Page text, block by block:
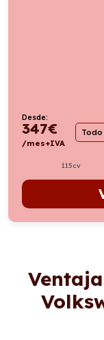
Desde:
347€
/mes+IVA
115cv